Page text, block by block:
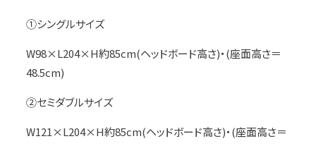
①シングルサイズ
W98×L204×H約85cm(ヘッドボード高さ)・(座面高さ＝
48.5cm)
②セミダブルサイズ
W121×L204×H約85cm(ヘッドボード高さ)・(座面高さ＝